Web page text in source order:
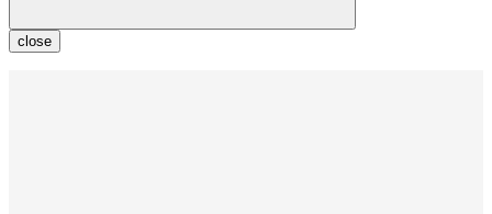
close